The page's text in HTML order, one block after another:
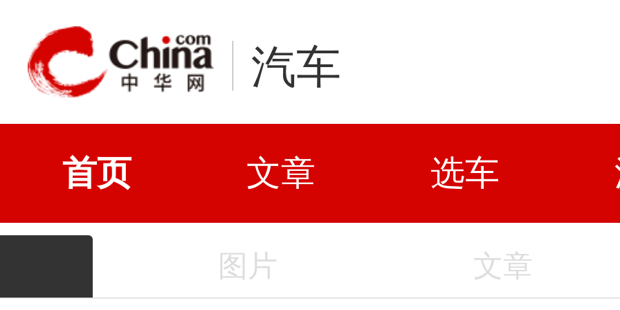
汽车
首页 文章 选车
图片 文章